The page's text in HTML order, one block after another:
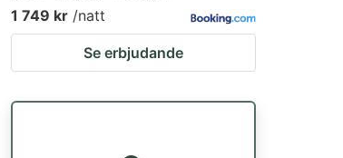
1 749 kr /natt
Se erbjudande